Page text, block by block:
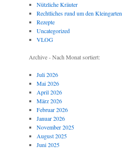
Nützliche Kräuter
Rechtliches rund um den Kleingarten
Rezepte
Uncategorized
VLOG
Archive - Nach Monat sortiert:
Juli 2026
Mai 2026
April 2026
März 2026
Februar 2026
Januar 2026
November 2025
August 2025
Juni 2025